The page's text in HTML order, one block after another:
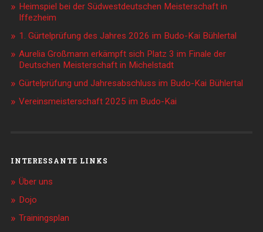
Heimspiel bei der Südwestdeutschen Meisterschaft in
Iffezheim
1. Gürtelprüfung des Jahres 2026 im Budo-Kai Bühlertal
Aurelia Großmann erkämpft sich Platz 3 im Finale der
Deutschen Meisterschaft in Michelstadt
Gürtelprüfung und Jahresabschluss im Budo-Kai Bühlertal
Vereinsmeisterschaft 2025 im Budo-Kai
INTERESSANTE LINKS
Über uns
Dojo
Trainingsplan